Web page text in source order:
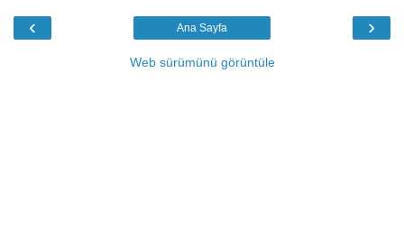
‹ ›
Ana Sayfa
Web sürümünü görüntüle